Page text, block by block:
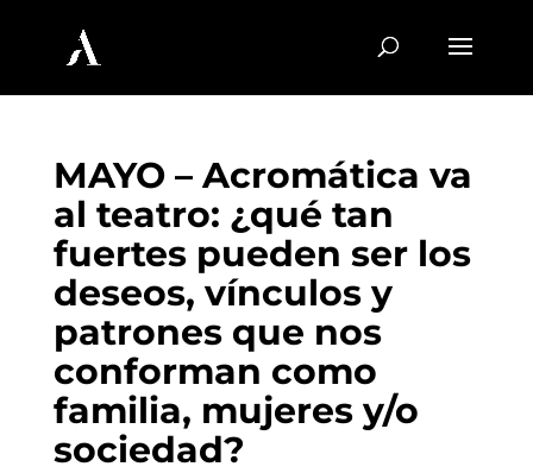
MAYO – Acromática va
al teatro: ¿qué tan
fuertes pueden ser los
deseos, vínculos y
patrones que nos
conforman como
familia, mujeres y/o
sociedad?